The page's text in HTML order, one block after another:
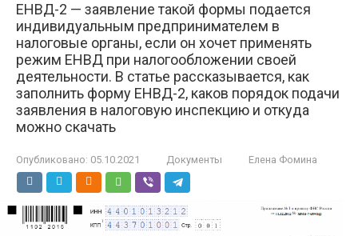
ЕНВД-2 — заявление такой формы подается
индивидуальным предпринимателем в
налоговые органы, если он хочет применять
режим ЕНВД при налогообложении своей
деятельности. В статье рассказывается, как
заполнить форму ЕНВД-2, каков порядок подачи
заявления в налоговую инспекцию и откуда
можно скачать
Опубликовано: 05.10.2021 Документы Елена Фомина